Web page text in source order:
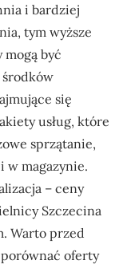
i bardziej
tym wyższe
mogą być
się
usług, które
sprzątanie,
w magazynie.
– ceny
Szczecina
Warto przed
oferty